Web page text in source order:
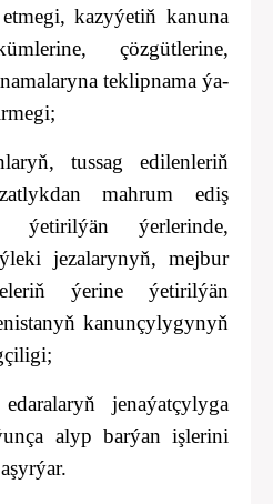
kazyýetiň kanuna
çözgütlerine,
teklipnama ýa-
tussag edilenleriň
mahrum ediş
ýetirilýän ýerlerinde,
jezalarynyň, mejbur
ýerine ýetirilýän
kanunçylygynyň
jenaýatçylyga
alyp barýan işlerini